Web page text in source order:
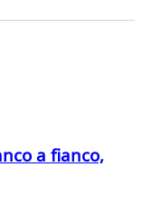
a fianco,